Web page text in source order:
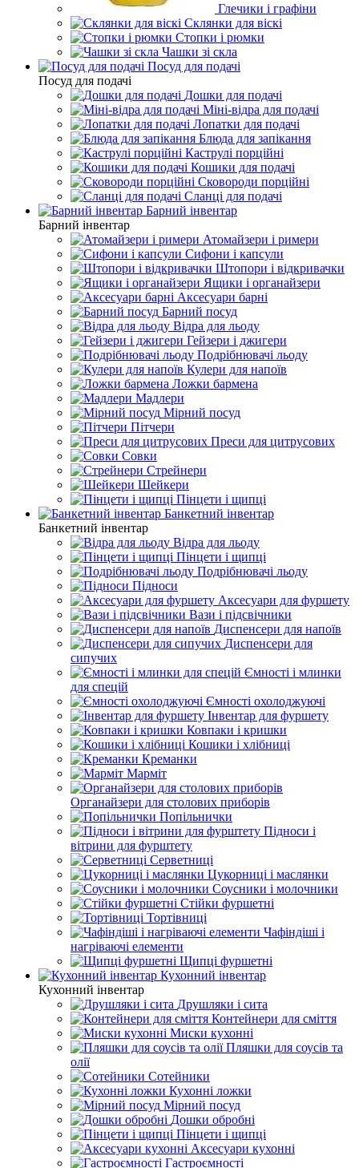
Глечики і графіни
Склянки для віскі
Стопки і рюмки
Чашки зі скла
Посуд для подачі
Посуд для подачі
Дошки для подачі
Міні-відра для подачі
Лопатки для подачі
Блюда для запікання
Каструлі порційні
Кошики для подачі
Сковороди порційні
Сланці для подачі
Барний інвентар
Барний інвентар
Атомайзери і римери
Сифони і капсули
Штопори і відкривачки
Ящики і органайзери
Аксесуари барні
Барний посуд
Відра для льоду
Гейзери і джигери
Подрібнювачі льоду
Кулери для напоїв
Ложки бармена
Мадлери
Мірний посуд
Пітчери
Преси для цитрусових
Совки
Стрейнери
Шейкери
Пінцети і щипці
Банкетний інвентар
Банкетний інвентар
Відра для льоду
Пінцети і щипці
Подрібнювачі льоду
Підноси
Аксесуари для фуршету
Вази і підсвічники
Диспенсери для напоїв
Диспенсери для
сипучих
Ємності і млинки
для спецій
Ємності охолоджуючі
Інвентар для фуршету
Ковпаки і кришки
Кошики і хлібниці
Креманки
Марміт
Органайзери для столових приборів
Попільнички
Підноси і
вітрини для фурштету
Серветниці
Цукорниці і маслянки
Соусники і молочники
Стійки фуршетні
Тортівниці
Чафіндіші і
нагріваючі елементи
Щипці фуршетні
Кухонний інвентар
Кухонний інвентар
Друшляки і сита
Контейнери для сміття
Миски кухонні
Пляшки для соусів та
олії
Сотейники
Кухонні ложки
Мірний посуд
Дошки обробні
Пінцети і щипці
Аксесуари кухонні
Гастроємності